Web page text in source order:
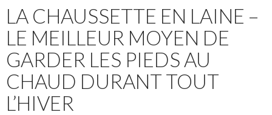
LA CHAUSSETTE EN LAINE –
LE MEILLEUR MOYEN DE
GARDER LES PIEDS AU
CHAUD DURANT TOUT
L’HIVER